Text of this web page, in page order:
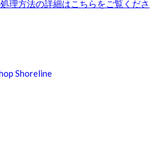
理方法の詳細はこちらをご覧くださ